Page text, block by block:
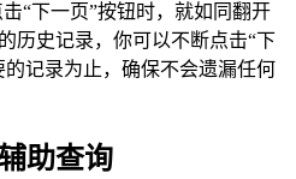
“下一页”按钮时，就如同翻开
历史记录，你可以不断点击“下
记录为止，确保不会遗漏任何
助查询